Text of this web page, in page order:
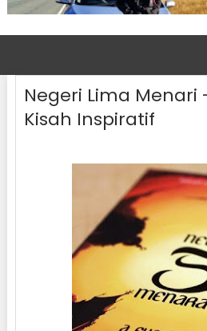
Negeri Lima Menari
Kisah Inspiratif